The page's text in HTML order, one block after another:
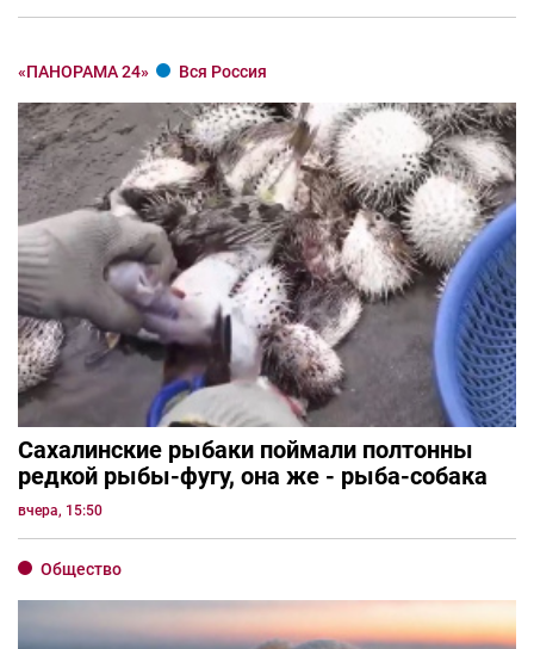
«ПАНОРАМА 24» Вся Россия
Сахалинские рыбаки поймали полтонны
редкой рыбы-фугу, она же - рыба-собака
вчера, 15:50
Общество